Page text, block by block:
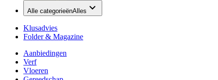
Alle categorieënAlles
Klusadvies
Folder & Magazine
Aanbiedingen
Verf
Vloeren